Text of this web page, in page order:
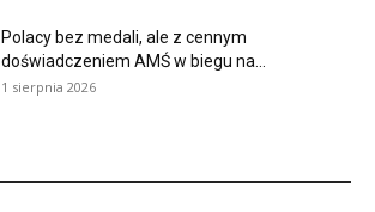
Polacy bez medali, ale z cennym
doświadczeniem AMŚ w biegu na...
1 sierpnia 2026